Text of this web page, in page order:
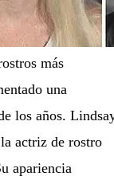
más
una
los años.
actriz de rostro
apariencia